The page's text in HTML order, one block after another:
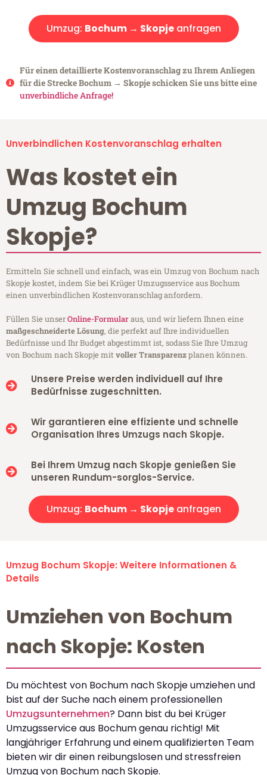
Umzug: Bochum → Skopjeanfragen
Für einen detaillierte Kostenvoranschlag zu Ihrem Anliegen
für die Strecke Bochum → Skopje schicken Sie uns bitte eine
unverbindliche Anfrage!
Unverbindlichen Kostenvoranschlag erhalten
Was kostet ein
Umzug Bochum
Skopje?
Ermitteln Sie schnell und einfach, was ein Umzug von Bochum nach
Skopje kostet, indem Sie bei Krüger Umzugsservice aus Bochum
einen unverbindlichen Kostenvoranschlag anfordern.
Füllen Sie unserOnline-Formularaus, und wir liefern Ihnen eine
maßgeschneiderte Lösung, die perfekt auf Ihre individuellen
Bedürfnisse und Ihr Budget abgestimmt ist, sodass Sie Ihre Umzug
von Bochum nach Skopje mitvoller Transparenzplanen können.
Unsere Preise werden individuell auf Ihre
Bedürfnisse zugeschnitten.
Wir garantieren eine effiziente und schnelle
Organisation Ihres Umzugs nach Skopje.
Bei Ihrem Umzug nach Skopje genießen Sie
unseren Rundum-sorglos-Service.
Umzug: Bochum → Skopjeanfragen
Umzug Bochum Skopje: Weitere Informationen &
Details
Umziehen von Bochum
nach Skopje: Kosten
Du möchtest von Bochum nach Skopje umziehen und
bist auf der Suche nach einem professionellen
Umzugsunternehmen? Dann bist du bei Krüger
Umzugsservice aus Bochum genau richtig! Mit
langjähriger Erfahrung und einem qualifizierten Team
bieten wir dir einen reibungslosen und stressfreien
Umzug von Bochum nach Skopje.